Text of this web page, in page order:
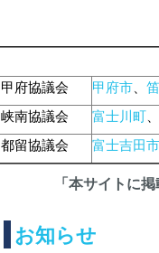
甲府協議会
甲府市
峡南協議会
富士川町
都留協議会
富士吉田市
「本サイトに
お知らせ